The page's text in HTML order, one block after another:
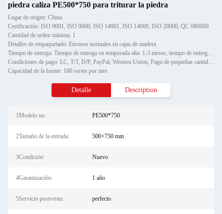
piedra caliza PE500*750 para triturar la piedra
Lugar de origen: China.
Certificación: ISO 9001, ISO 9000, ISO 14001, ISO 14000, ISO 20000, QC 080000
Cantidad de orden mínima: 1
Detalles de empaquetado: Envases normales en cajas de madera
Tiempo de entrega: Tiempo de entrega en temporada alta: 1-3 meses, tiempo de entrega fuera de temporada: un mes
Condiciones de pago: LC, T/T, D/P, PayPal, Western Union, Pago de pequeñas cantidades, Gram de dinero
Capacidad de la fuente: 100 series por mes
Detalle Description
1Modelo no.: PE500*750
2Tamaño de la entrada: 500×750 mm
3Condición: Nuevo
4Garantización: 1 año
5Servicio postventa: perfecto